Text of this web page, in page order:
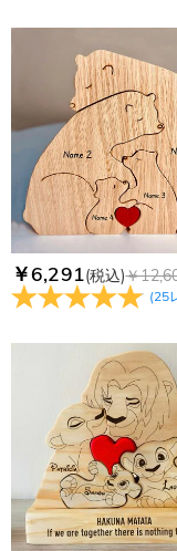
でお作りしてお
よって、お届け日
確認ください。.
てご確認ください。
商品を海外へ直
はい、対応可能
サポートまで詳
の国・地域によっ
受取人様に関税
返品・交換はで
お客様が商品受け
す。受注生産品の
生致します。詳細
さい。.
注文＆支払いに
注文後に注文の
もし注文確認メー
したら、至急カス
文番号もお送りく
Drawelryからの
Drawelryからの
られます。原因①
策：迷惑メールフ
メールが正しく
更してください
れている。解決
りするメールも
レスからお名前と
レスの入力に誤り
メールを
支払方法は何が
Paypal、
コンビニ前払い
す。
支払い情報は
お支払い情報は高
客様のお支払い情
Paypal又はクレジ
個人情報は保護
当社では、個人情
り、プライバシー
安全にご利用いた
￥6,291(税込)￥
(25